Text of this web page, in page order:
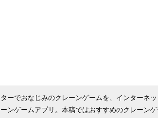
ーでおなじみのクレーンゲームを、インターネ
ンゲームアプリ。本稿ではおすすめのクレーン